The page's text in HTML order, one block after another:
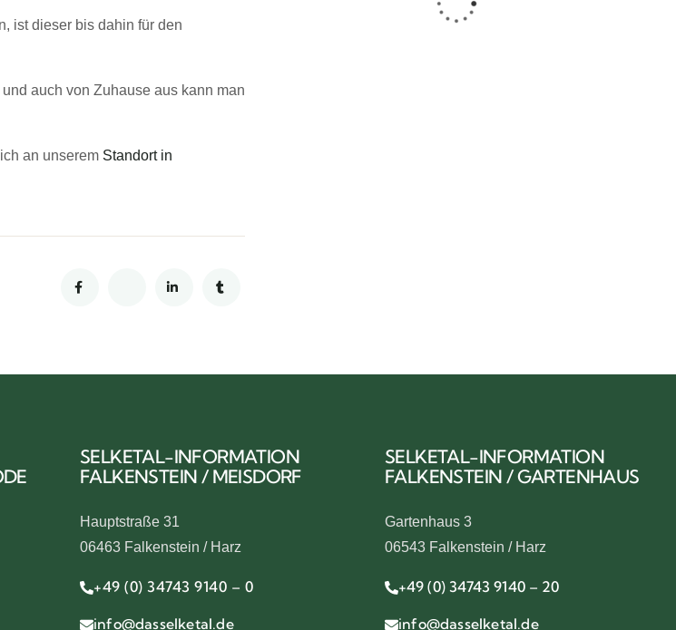
ist dieser bis dahin für den
auch von Zuhause aus kann man
an unserem Standort in
WANDERN
SELKETAL-INFORMATION
FALKENSTEIN / MEISDORF
Hauptstraße 31
06463 Falkenstein / Harz
+49 (0) 34743 9140 – 0
info@dasselketal.de
SELKETAL-INFORMATION
FALKENSTEIN / GARTENHAUS
Gartenhaus 3
06543 Falkenstein / Harz
+49 (0) 34743 9140 – 20
info@dasselketal.de